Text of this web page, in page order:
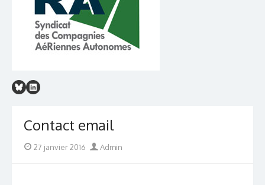
Contact email
Posted
27 janvier 2016 Author
Admin